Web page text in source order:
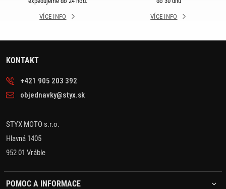
VÍCE INFO VÍCE INFO
KONTAKT
+421 905 203 392
objednavky@styx.sk
STYX MOTO s.r.o.
Hlavná 1405
952 01 Vráble
POMOC A INFORMACE